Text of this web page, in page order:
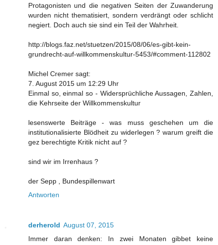
Protagonisten und die negativen Seiten der Zuwanderung
wurden nicht thematisiert, sondern verdrängt oder schlicht
negiert. Doch auch sie sind ein Teil der Wahrheit.
http://blogs.faz.net/stuetzen/2015/08/06/es-gibt-kein-
grundrecht-auf-willkommenskultur-5453/#comment-112802
Michel Cremer sagt:
7. August 2015 um 12:29 Uhr
Einmal so, einmal so - Widersprüchliche Aussagen, Zahlen,
die Kehrseite der Willkommenskultur
lesenswerte Beiträge - was muss geschehen um die
institutionalisierte Blödheit zu widerlegen ? warum greift die
gez berechtigte Kritik nicht auf ?
sind wir im Irrenhaus ?
der Sepp , Bundespillenwart
Antworten
derherold August 07, 2015
Immer daran denken: In zwei Monaten gibbet keine